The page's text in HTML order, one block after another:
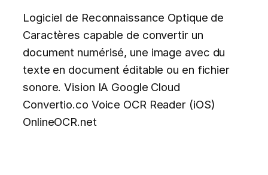
Logiciel de Reconnaissance Optique de
Caractères capable de convertir un
document numérisé, une image avec du
texte en document éditable ou en fichier
sonore. Vision IA Google Cloud
Convertio.co Voice OCR Reader (iOS)
OnlineOCR.net